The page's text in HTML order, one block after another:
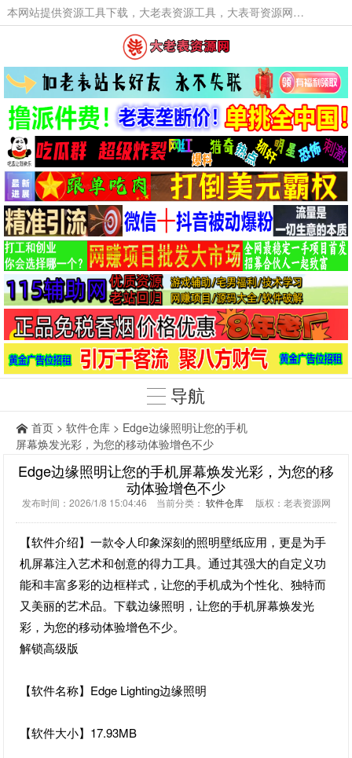
本网站提供资源工具下载，大老表资源工具，大表哥资源网软件工具，大老表资源下载，活动线报福利资源分享,活动线报，大型网游经典游戏，网络热门技术游戏辅助交流与分享。
导航
首页 > 软件仓库 > Edge边缘照明让您的手机
屏幕焕发光彩，为您的移动体验增色不少
Edge边缘照明让您的手机屏幕焕发光彩，为您的移
动体验增色不少
发布时间：2026/1/8 15:04:46 当前分类： 软件仓库版权：老表资源网
【软件介绍】一款令人印象深刻的照明壁纸应用，更是为手
机屏幕注入艺术和创意的得力工具。通过其强大的自定义功
能和丰富多彩的边框样式，让您的手机成为个性化、独特而
又美丽的艺术品。下载边缘照明，让您的手机屏幕焕发光
彩，为您的移动体验增色不少。
解锁高级版
【软件名称】Edge Lighting边缘照明
【软件大小】17.93MB